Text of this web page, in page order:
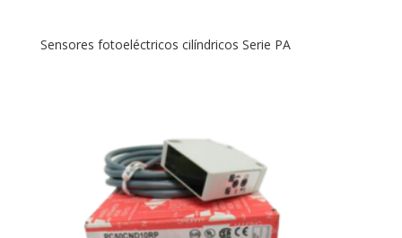
Sensores fotoeléctricos cilíndricos Serie PA